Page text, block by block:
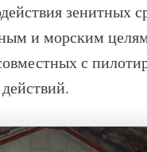
зенитных
и морским
с